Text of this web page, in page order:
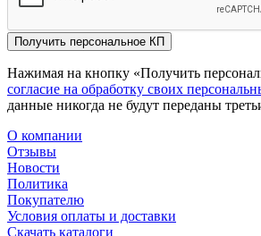
Получить персональное КП
Нажимая на кнопку «Получить
согласие на обработку своих
данные никогда не будут переданы
О компании
Отзывы
Новости
Политика
Покупателю
Условия оплаты и доставки
Скачать каталоги